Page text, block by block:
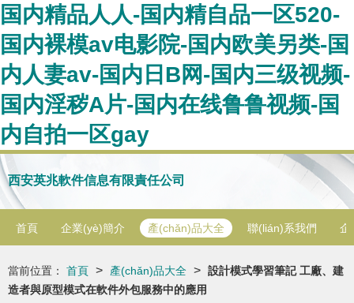
国内精品人人-国内精自品一区520-
国内裸模av电影院-国内欧美另类-国
内人妻av-国内日B网-国内三级视频-
国内淫秽A片-国内在线鲁鲁视频-国
内自拍一区gay
西安英兆軟件信息有限責任公司
首頁 企業(yè)簡介 產(chǎn)品大全 聯(lián)系我們 企
當前位置： 首頁 > 產(chǎn)品大全 > 設計模式學習筆記 工廠、建
造者與原型模式在軟件外包服務中的應用